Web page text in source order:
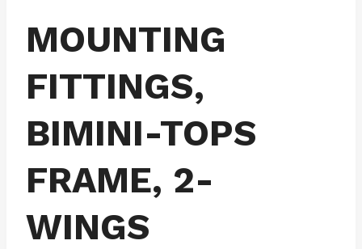
MOUNTING
FITTINGS,
BIMINI-TOPS
FRAME, 2-
WINGS